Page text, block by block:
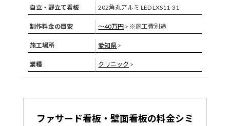
自立・野立て看板 202角丸アルミ LED LXS11-31
制作料金の目安 〜40万円 > ※施工費別途
施工場所 愛知県 >
業種 クリニック >
ファサード看板・壁面看板の料金シミ